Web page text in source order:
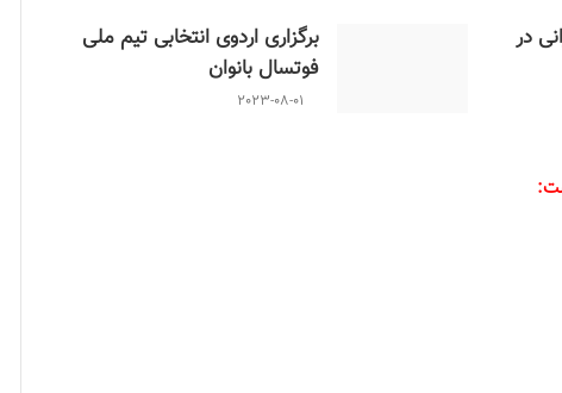
در
برگزاری اردوی انتخابی تیم ملی
فوتسال بانوان
2023-08-01